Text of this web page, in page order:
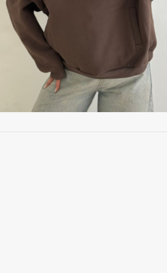
بزرگنمایی تصویر